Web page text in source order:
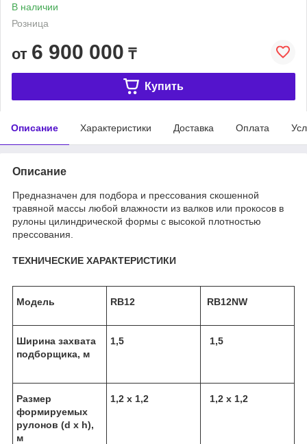
В наличии
Розница
от 6 900 000 ₸
Купить
Описание Характеристики Доставка Оплата
Описание
Предназначен для подбора и прессования скошенной
травяной массы любой влажности из валков или прокосов в
рулоны цилиндрической формы с высокой плотностью
прессования.
ТЕХНИЧЕСКИЕ ХАРАКТЕРИСТИКИ
Модель RB12 RB12NW
Ширина захвата
подборщика, м
1,5 1,5
Размер
формируемых
рулонов (d х h),
м
1,2 х 1,2 1,2 х 1,2